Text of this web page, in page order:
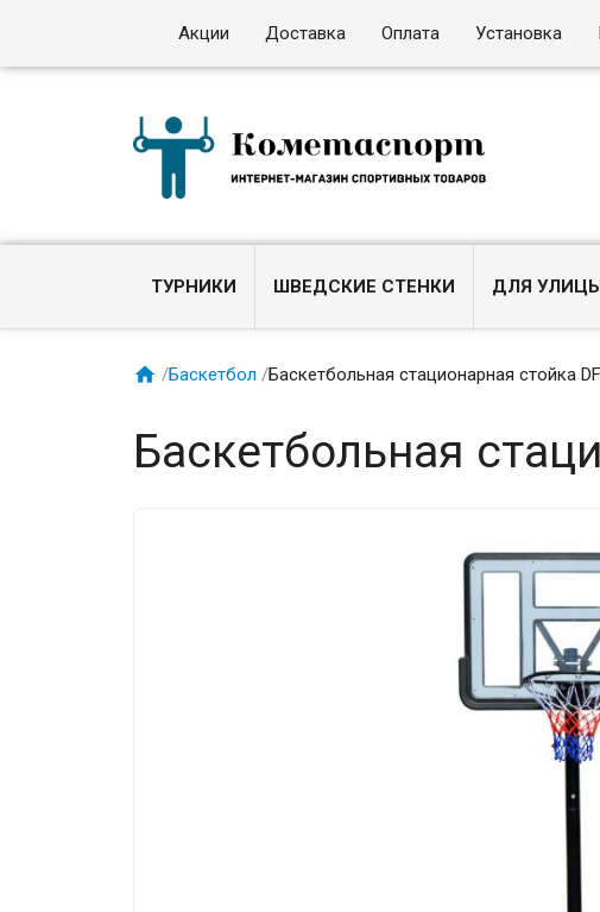
Акции Доставка Оплата Установка
ТУРНИКИ ШВЕДСКИЕ СТЕНКИ ДЛЯ
 /Баскетбол /Баскетбольная стационарная стойка
Баскетбольная